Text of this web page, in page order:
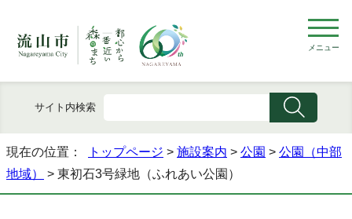
メニュー
サイト内検索
現在の位置： トップページ > 施設案内 > 公園 > 公園（中部
地域）
> 東初石3号緑地（ふれあい公園）